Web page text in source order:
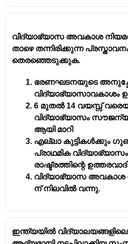
നയീ താലിം
സൗജന്യവും
ഭ്യാസം
നയീ താലിം
ഹുസൈൻ കമ്മിറ്റി
ഡോ. സക്കീർ ഹുസൈൻ
സമർപ്പിച്ചത് -1938
വിദ്യാഭ്യാസ അവകാശ
താഴെ തന്നിരിക്കുന്ന
തെരഞ്ഞെടുക്കുക.
ഭരണഘടനയുടെ
വിദ്യാഭ്യാസാവകാശം
6 മുതൽ 14 വയസ്സ്
വിദ്യാഭ്യാസം
ആയി മാറി
എല്ലാ കുട്ടികൾക്കും
പ്രാഥമിക
രാഷ്ട്രത്തിന്റെ
വിദ്യാഭ്യാസ അവകാശ
ന് നിലവിൽ വന്നു.
ഇന്ത്യയിൽ